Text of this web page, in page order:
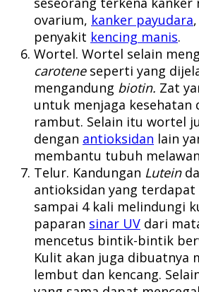
ovarium, kanker payudara
penyakit kencing manis.
Wortel. Wortel selain
caroteneseperti yang
mengandung biotin. Zat
untuk menjaga kesehatan
rambut. Selain itu wortel
dengan antioksidan lain
membantu tubuh melawan
Telur. Kandungan Lutein
antioksidan yang
sampai 4 kali melindungi
paparan sinar UV dari
mencetus bintik-bintik
Kulit akan juga dibuatnya
lembut dan kencang.